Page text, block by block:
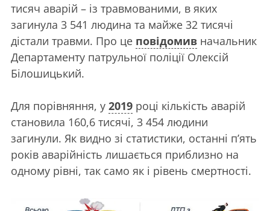
тисяч аварій – із травмованими, в яких
загинула 3 541 людина та майже 32 тисячі
дістали травми. Про це повідомив начальник
Департаменту патрульної поліції Олексій
Білошицький.
Для порівняння, у 2019 році кількість аварій
становила 160,6 тисячі, 3 454 людини
загинули. Як видно зі статистики, останні п’ять
років аварійність лишається приблизно на
одному рівні, так само як і рівень смертності.